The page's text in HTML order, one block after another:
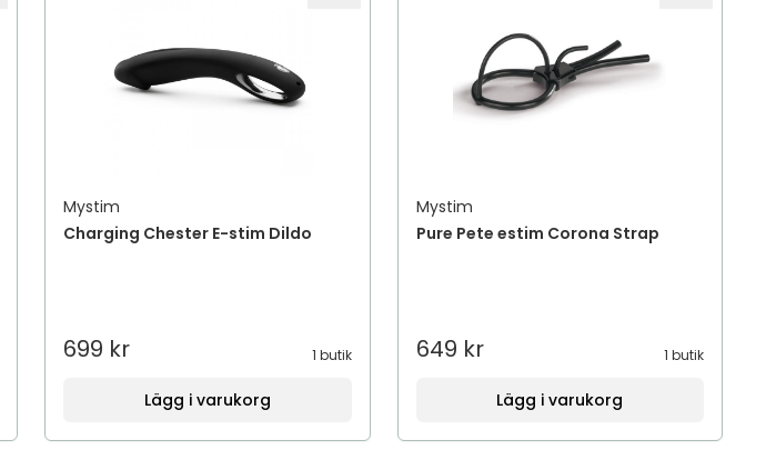
Mystim
Charging Chester E-stim Dildo
699 kr 1 butik
Lägg i varukorg
Mystim
Pure Pete estim Corona Strap
649 kr 1 butik
Lägg i varukorg